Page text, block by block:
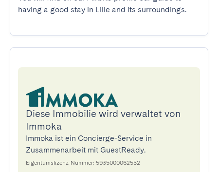
having a good stay in Lille and its surroundings.
Diese Immobilie wird verwaltet von
Immoka
Immoka ist ein Concierge-Service in
Zusammenarbeit mit GuestReady.
Eigentumslizenz-Nummer: 5935000062552